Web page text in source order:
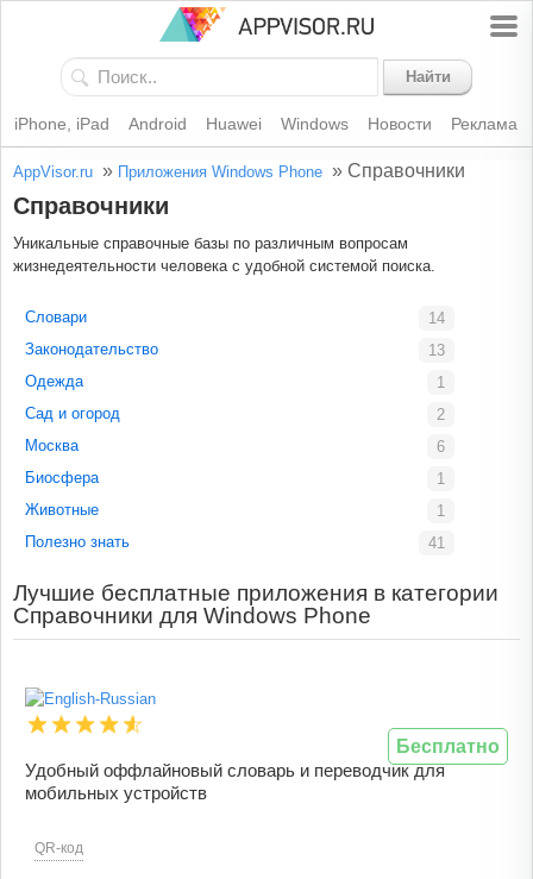
Найти
iPhone, iPad Android Huawei Windows Новости Реклама
AppVisor.ru » Приложения Windows Phone » Справочники
Справочники
Уникальные справочные базы по различным вопросам
жизнедеятельности человека с удобной системой поиска.
Словари
14
Законодательство
13
Одежда
1
Сад и огород
2
Москва
6
Биосфера
1
Животные
1
Полезно знать
41
Лучшие бесплатные приложения в категории
Справочники для Windows Phone
Удобный оффлайновый словарь и переводчик для
мобильных устройств
QR-код
Бесплатно